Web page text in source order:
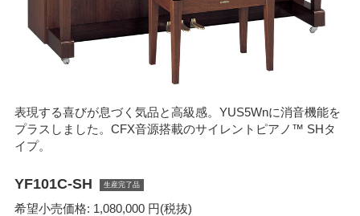
表現する喜びが息づく気品と高級感。YUS5Wnに消音機能を
プラスしました。CFX音源搭載のサイレントピアノ™ SHタ
イプ。
YF101C-SH 生産完了品
希望小売価格: 1,080,000 円(税抜)